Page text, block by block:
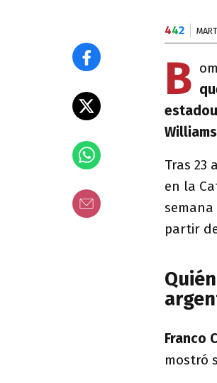
442
B
Tras 23
en la
semana
partir
Franco
mostró